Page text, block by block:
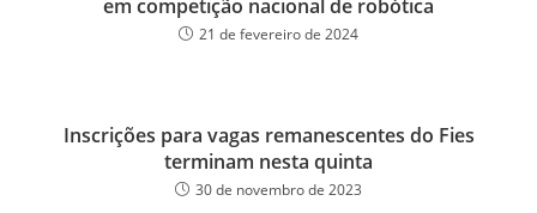
em competição nacional de robótica
21 de fevereiro de 2024
Inscrições para vagas remanescentes do Fies
terminam nesta quinta
30 de novembro de 2023